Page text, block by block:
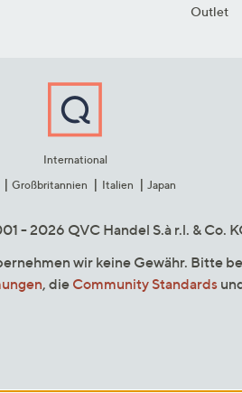
Outlet
International
Großbritannien Italien Japan
- 2026 QVC Handel S.à r.l. & Co.
wir keine Gewähr. Bitte
, die Community Standards